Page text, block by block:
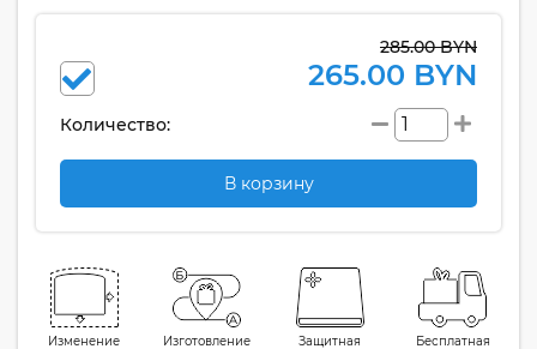
285.00 BYN
265.00 BYN
Количество:
В корзину
Изменение
Изготовление
Защитная
Бесплатная